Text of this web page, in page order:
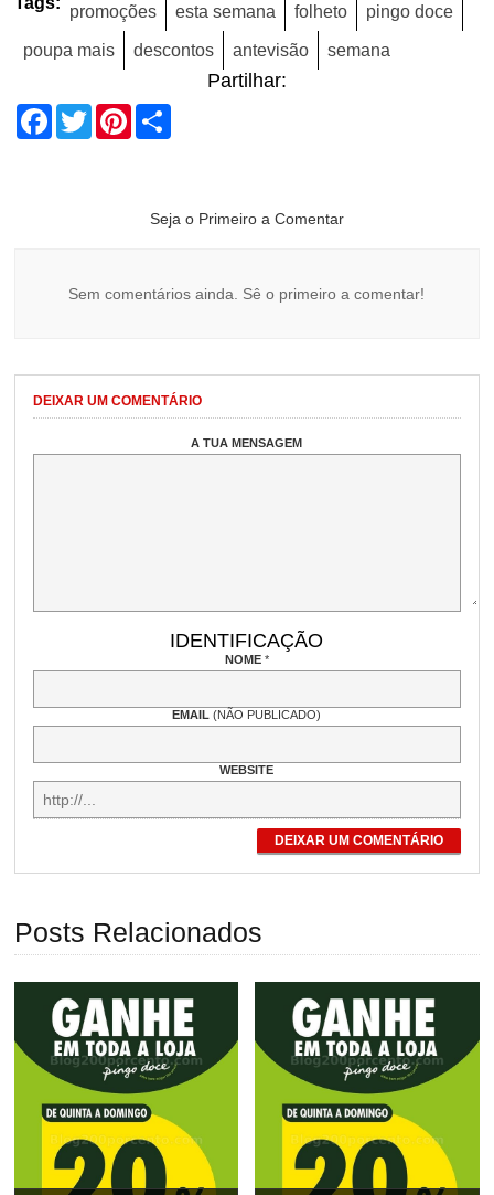
promoções esta semana folheto pingo doce
poupa mais descontos antevisão semana
Partilhar:
Facebook
TwitterPinterest
Seja o Primeiro a Comentar
Sem comentários ainda. Sê o primeiro a comentar!
DEIXAR UM COMENTÁRIO
A TUA MENSAGEM
IDENTIFICAÇÃO
NOME *
EMAIL(NÃO PUBLICADO)
WEBSITE
DEIXAR UM COMENTÁRIO
Posts Relacionados